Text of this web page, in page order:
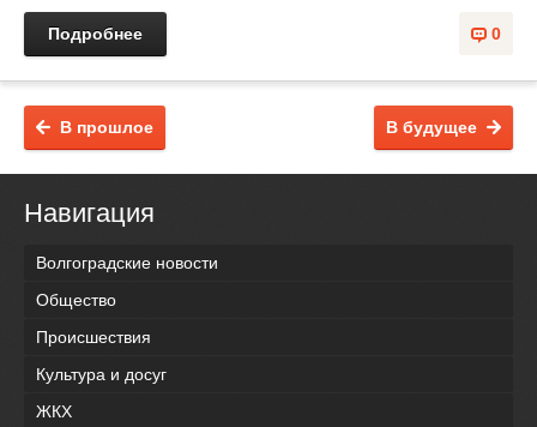
0
Подробнее
В будущее
В прошлое
Навигация
Волгоградские новости
Общество
Происшествия
Культура и досуг
ЖКХ